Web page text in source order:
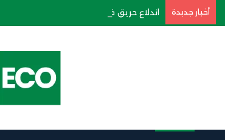
أخبار جديدة اندلاع حريق في سيارة كهربائية على متن